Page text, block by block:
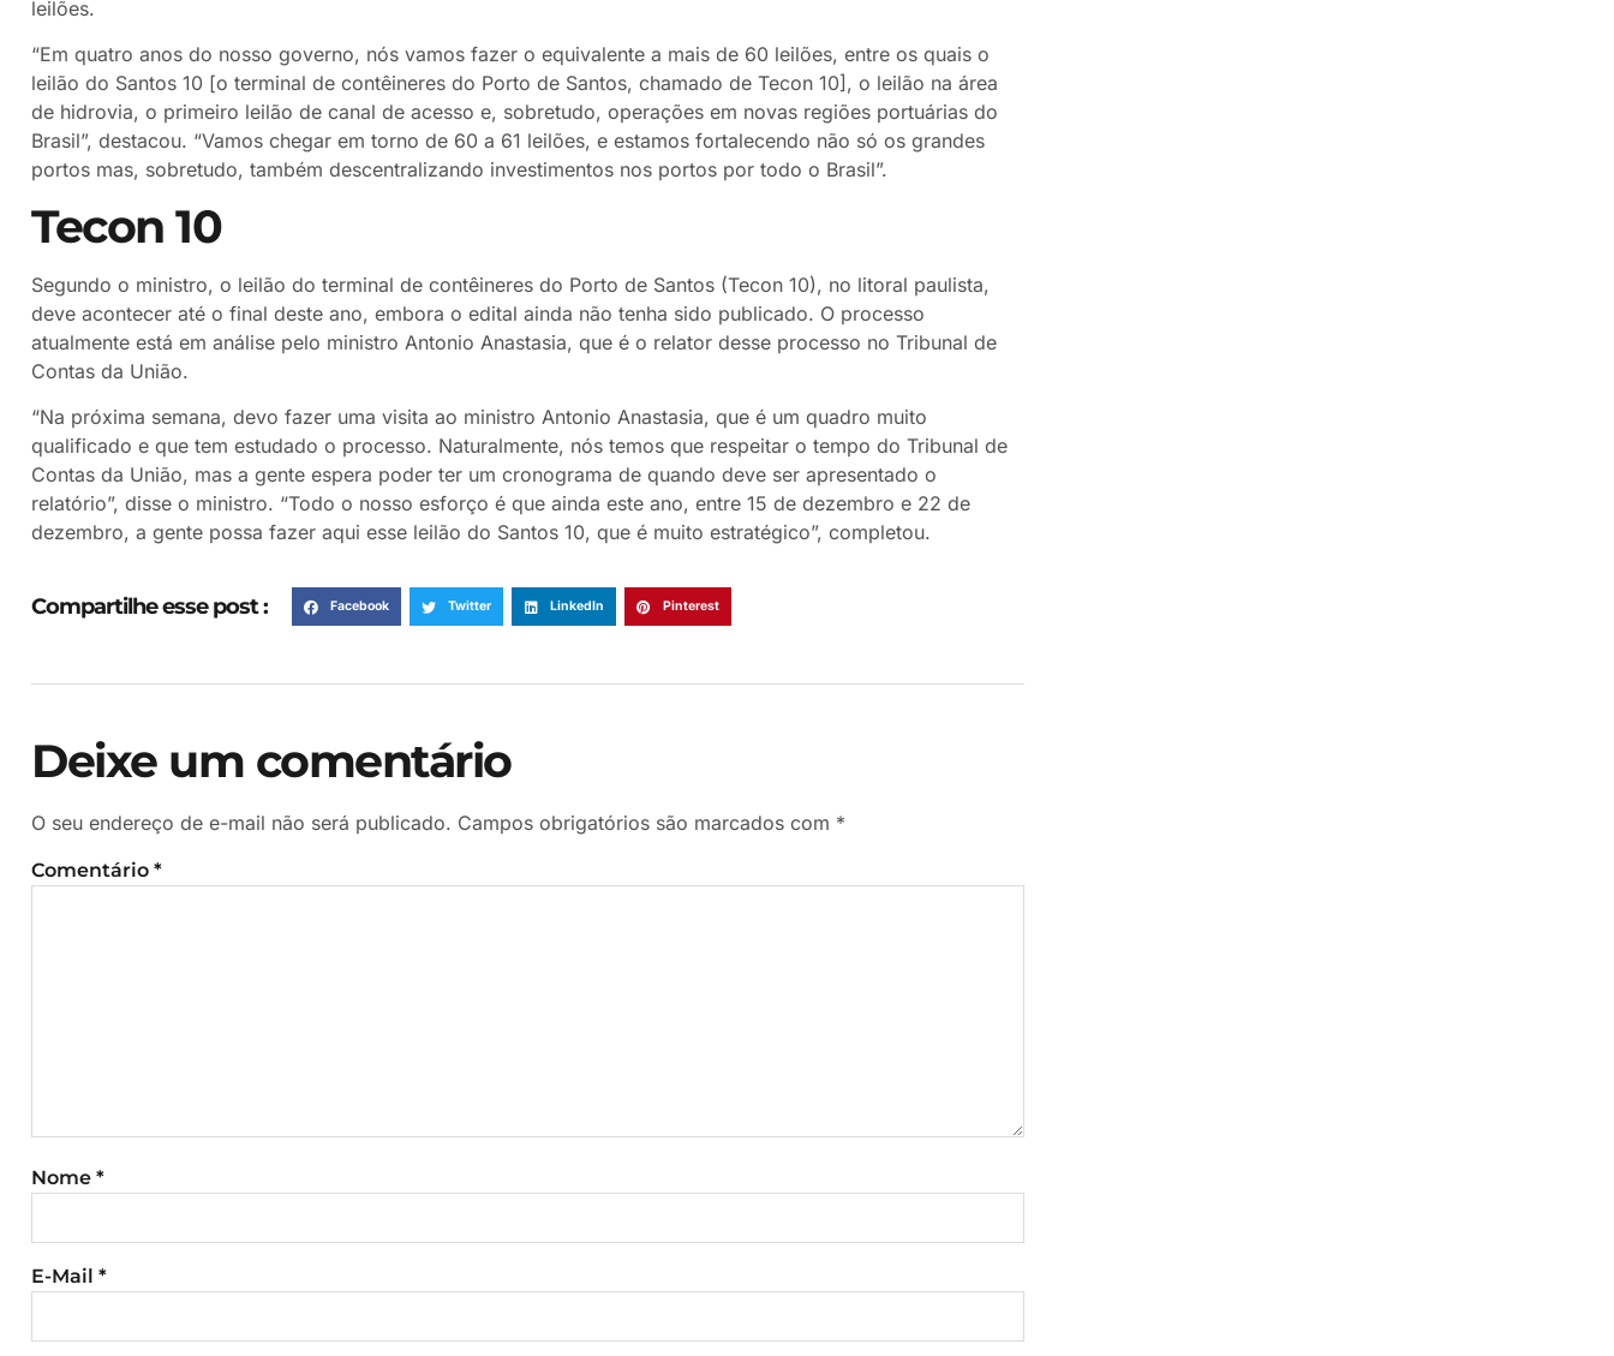
leilões.
“Em quatro anos do nosso governo, nós vamos fazer o equivalente a mais de 60 leilões, entre os quais o
leilão do Santos 10 [o terminal de contêineres do Porto de Santos, chamado de Tecon 10], o leilão na área
de hidrovia, o primeiro leilão de canal de acesso e, sobretudo, operações em novas regiões portuárias do
Brasil”, destacou. “Vamos chegar em torno de 60 a 61 leilões, e estamos fortalecendo não só os grandes
portos mas, sobretudo, também descentralizando investimentos nos portos por todo o Brasil”.
Tecon 10
Segundo o ministro, o leilão do terminal de contêineres do Porto de Santos (Tecon 10), no litoral paulista,
deve acontecer até o final deste ano, embora o edital ainda não tenha sido publicado. O processo
atualmente está em análise pelo ministro Antonio Anastasia, que é o relator desse processo no Tribunal de
Contas da União.
“Na próxima semana, devo fazer uma visita ao ministro Antonio Anastasia, que é um quadro muito
qualificado e que tem estudado o processo. Naturalmente, nós temos que respeitar o tempo do Tribunal de
Contas da União, mas a gente espera poder ter um cronograma de quando deve ser apresentado o
relatório”, disse o ministro. “Todo o nosso esforço é que ainda este ano, entre 15 de dezembro e 22 de
dezembro, a gente possa fazer aqui esse leilão do Santos 10, que é muito estratégico”, completou.
Compartilhe esse post : Facebook Twitter LinkedIn Pinterest
Deixe um comentário
O seu endereço de e-mail não será publicado. Campos obrigatórios são marcados com *
Comentário *
Nome *
E-Mail *